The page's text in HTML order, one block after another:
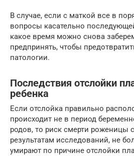
В случае, если с маткой все в
вопросы касательно
какое время можно снова
предпринять, чтобы
патологии.
Последствия отслойки
ребенка
Если отслойка правильно
происходит не в период
родов, то риск смерти роженицы
результатам исследований, не
умирают по причине отслойки